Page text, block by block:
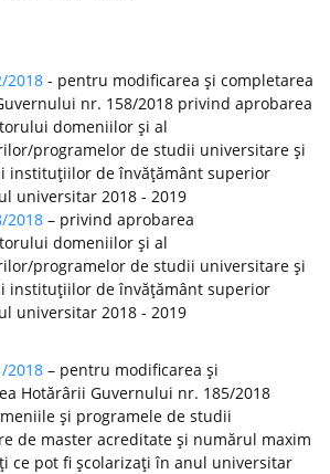
2018 - pentru modificarea şi completarea
nr. 158/2018 privind aprobarea
domeniilor şi al
programelor de studii universitare şi
instituţiilor de învăţământ superior
universitar 2018 - 2019
2018 – privind aprobarea
domeniilor şi al
programelor de studii universitare şi
instituţiilor de învăţământ superior
universitar 2018 - 2019
2018 – pentru modificarea şi
Hotărârii Guvernului nr. 185/2018
şi programele de studii
de master acreditate şi numărul maxim
ce pot fi şcolarizaţi în anul universitar